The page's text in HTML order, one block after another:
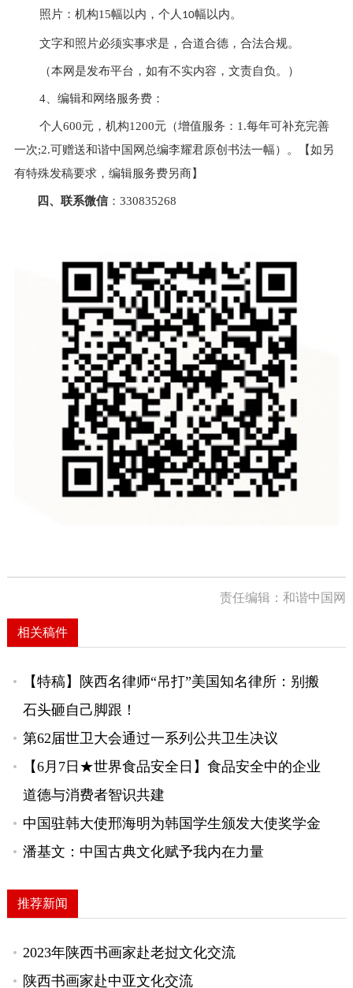
照片：机构15幅以内，个人 10幅以内。
文字和照片必须实事求是，合道合德，合法合规。
（本网是发布平台，如有不实内容，文责自负。）
4、编辑和网络服务费：
个人600元，机构1200元（增值服务：1.每年可补充完善
一次;2.可赠送和谐中国网总编李耀君原创书法一幅）。【如另
有特殊发稿要求，编辑服务费另商】
四、联系微信：330835268
责任编辑：和谐中国网
相关稿件
【特稿】陕西名律师“吊打”美国知名律所：别搬
石头砸自己脚跟！
第62届世卫大会通过一系列公共卫生决议
【6月7日★世界食品安全日】食品安全中的企业
道德与消费者智识共建
中国驻韩大使邢海明为韩国学生颁发大使奖学金
潘基文：中国古典文化赋予我内在力量
推荐新闻
2023年陕西书画家赴老挝文化交流
陕西书画家赴中亚文化交流